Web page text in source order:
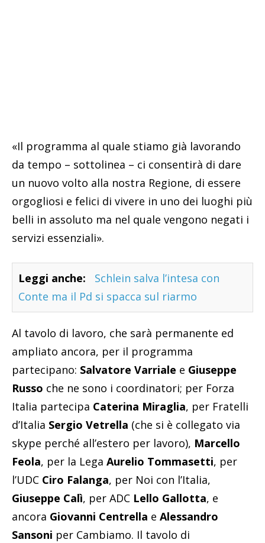
«Il programma al quale stiamo già lavorando
da tempo – sottolinea – ci consentirà di dare
un nuovo volto alla nostra Regione, di essere
orgogliosi e felici di vivere in uno dei luoghi più
belli in assoluto ma nel quale vengono negati i
servizi essenziali».
Leggi anche:
Schlein salva l’intesa con
Conte ma il Pd si spacca sul riarmo
Al tavolo di lavoro, che sarà permanente ed
ampliato ancora, per il programma
partecipano: Salvatore Varriale e Giuseppe
Russo che ne sono i coordinatori; per Forza
Italia partecipa Caterina Miraglia, per Fratelli
d’Italia Sergio Vetrella (che si è collegato via
skype perché all’estero per lavoro), Marcello
Feola, per la Lega Aurelio Tommasetti, per
l’UDC Ciro Falanga, per Noi con l’Italia,
Giuseppe Calì, per ADC Lello Gallotta, e
ancora Giovanni Centrella e Alessandro
Sansoni per Cambiamo. Il tavolo di